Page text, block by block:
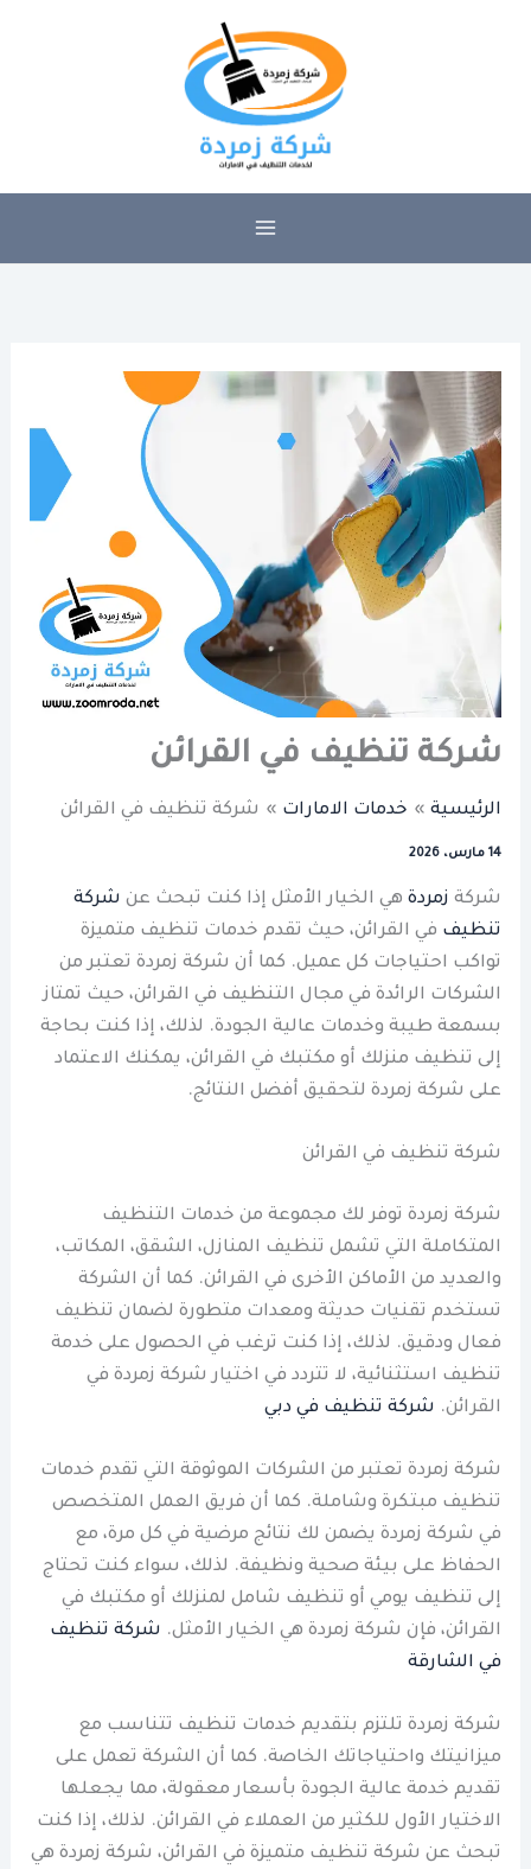
شركة تنظيف في القرائن
الرئيسية خدمات الامارات شركة تنظيف في القرائن
14 مارس، 2026
شركة زمردة هي الخيار الأمثل إذا كنت تبحث عن شركة
تنظيف في القرائن، حيث تقدم خدمات تنظيف متميزة
تواكب احتياجات كل عميل. كما أن شركة زمردة تعتبر من
الشركات الرائدة في مجال التنظيف في القرائن، حيث تمتاز
بسمعة طيبة وخدمات عالية الجودة. لذلك، إذا كنت بحاجة
إلى تنظيف منزلك أو مكتبك في القرائن، يمكنك الاعتماد
على شركة زمردة لتحقيق أفضل النتائج.
شركة تنظيف في القرائن
شركة زمردة توفر لك مجموعة من خدمات التنظيف
المتكاملة التي تشمل تنظيف المنازل، الشقق، المكاتب،
والعديد من الأماكن الأخرى في القرائن. كما أن الشركة
تستخدم تقنيات حديثة ومعدات متطورة لضمان تنظيف
فعال ودقيق. لذلك، إذا كنت ترغب في الحصول على خدمة
تنظيف استثنائية، لا تتردد في اختيار شركة زمردة في
القرائن. شركة تنظيف في دبي
شركة زمردة تعتبر من الشركات الموثوقة التي تقدم خدمات
تنظيف مبتكرة وشاملة. كما أن فريق العمل المتخصص
في شركة زمردة يضمن لك نتائج مرضية في كل مرة، مع
الحفاظ على بيئة صحية ونظيفة. لذلك، سواء كنت تحتاج
إلى تنظيف يومي أو تنظيف شامل لمنزلك أو مكتبك في
القرائن، فإن شركة زمردة هي الخيار الأمثل. شركة تنظيف
في الشارقة
شركة زمردة تلتزم بتقديم خدمات تنظيف تتناسب مع
ميزانيتك واحتياجاتك الخاصة. كما أن الشركة تعمل على
تقديم خدمة عالية الجودة بأسعار معقولة، مما يجعلها
الاختيار الأول للكثير من العملاء في القرائن. لذلك، إذا كنت
تبحث عن شركة تنظيف متميزة في القرائن، شركة زمردة هي